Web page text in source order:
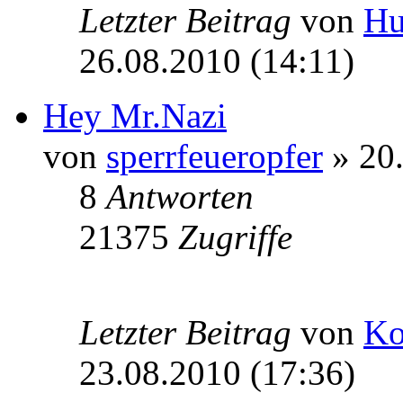
Letzter Beitrag von
26.08.2010 (14:11)
Hey Mr.Nazi
von sperrfeueropfer »
8Antworten
21375 Zugriffe
Letzter Beitrag von
23.08.2010 (17:36)